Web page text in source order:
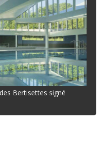
Bertisettes signé